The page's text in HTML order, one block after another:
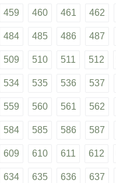
459 460 461 462
484 485 486 487
509 510 511 512
534 535 536 537
559 560 561 562
584 585 586 587
609 610 611 612
634 635 636 637